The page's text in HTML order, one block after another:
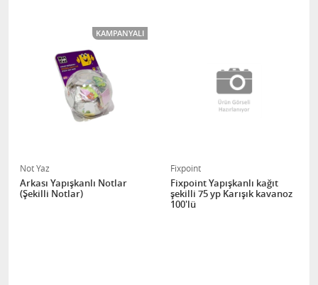
KAMPANYALI
Not Yaz
Arkası Yapışkanlı Notlar
(Şekilli Notlar)
Fixpoint
Fixpoint Yapışkanlı kağıt
şekilli 75 yp Karışık kavanoz
100'lü